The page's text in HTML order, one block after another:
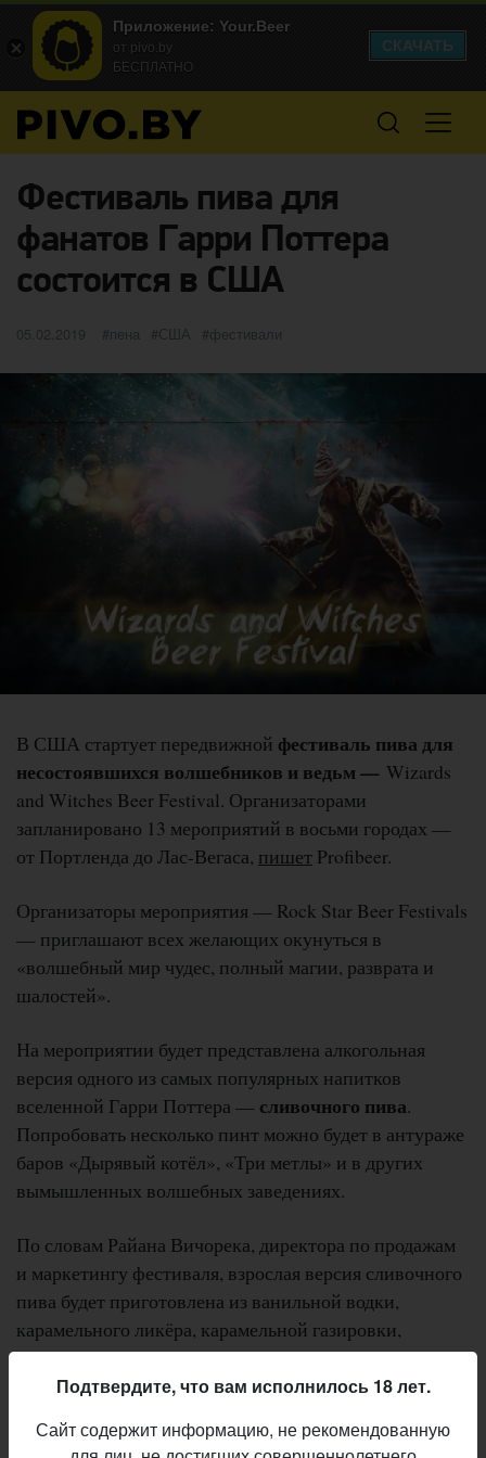
Фестиваль пива для
фанатов Гарри Поттера
состоится в США
Опубликовано
05.02.2019 категории
пена Метки
США фестивали
В США стартует передвижной фестиваль пива для
несостоявшихся волшебников и ведьм — Wizards
and Witches Beer Festival. Организаторами
запланировано 13 мероприятий в восьми городах —
от Портленда до Лас-Вегаса, пишет Profibeer.
Организаторы мероприятия — Rock Star Beer Festivals
— приглашают всех желающих окунуться в
«волшебный мир чудес, полный магии, разврата и
шалостей».
На мероприятии будет представлена алкогольная
версия одного из самых популярных напитков
вселенной Гарри Поттера — сливочного пива.
Попробовать несколько пинт можно будет в антураже
баров «Дырявый котёл», «Три метлы» и в других
вымышленных волшебных заведениях.
По словам Райана Вичорека, директора по продажам
и маркетингу фестиваля, взрослая версия сливочного
пива будет приготовлена из ванильной водки,
карамельного ликёра, карамельной газировки,
взбитых сливок и стручков ванили.
двадцать сортов пива, в том числе зимний,
Подтвердите, что вам исполнилось 18 лет.
Сайт содержит информацию, не рекомендованную
Приложение: Your.Beer
от pivo.by
БЕСПЛАТНО
СКАЧАТЬ